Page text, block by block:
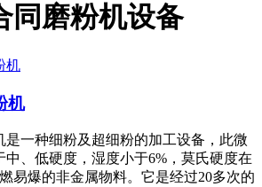
同磨粉机设备
机
是一种细粉及超细粉的加工设备，此微
中、低硬度，湿度小于6%，莫氏硬度在
易爆的非金属物料。它是经过20多次的